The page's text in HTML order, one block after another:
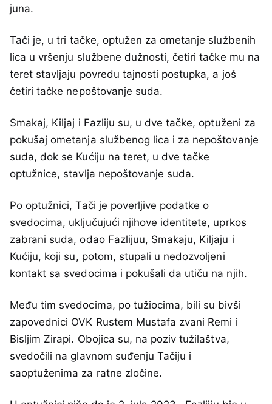
juna.
Tači je, u tri tačke, optužen za ometanje službenih
lica u vršenju službene dužnosti, četiri tačke mu na
teret stavljaju povredu tajnosti postupka, a još
četiri tačke nepoštovanje suda.
Smakaj, Kiljaj i Fazliju su, u dve tačke, optuženi za
pokušaj ometanja službenog lica i za nepoštovanje
suda, dok se Kućiju na teret, u dve tačke
optužnice, stavlja nepoštovanje suda.
Po optužnici, Tači je poverljive podatke o
svedocima, uključujući njihove identitete, uprkos
zabrani suda, odao Fazlijuu, Smakaju, Kiljaju i
Kućiju, koji su, potom, stupali u nedozvoljeni
kontakt sa svedocima i pokušali da utiču na njih.
Među tim svedocima, po tužiocima, bili su bivši
zapovednici OVK Rustem Mustafa zvani Remi i
Bisljim Zirapi. Obojica su, na poziv tužilaštva,
svedočili na glavnom suđenju Tačiju i
saoptuženima za ratne zločine.